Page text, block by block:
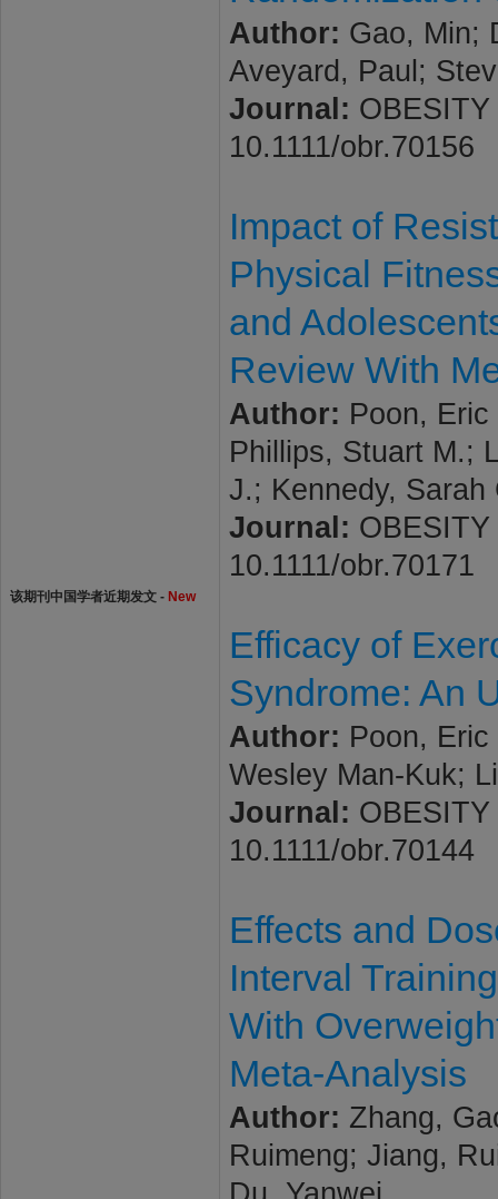
该期刊中国学者近期发文 - New
Author: Gao, Min;
Aveyard, Paul;
Journal:
10.1111/obr.70156
Impact of
Physical
and
Review With
Author: Poon,
Phillips, Stuart M.;
J.; Kennedy,
Journal:
10.1111/obr.70171
Efficacy of
Syndrome: An
Author: Poon,
Wesley Man-Kuk;
Journal:
10.1111/obr.70144
Effects and
Interval
With
Meta-Analysis
Author: Zhang,
Ruimeng; Jiang,